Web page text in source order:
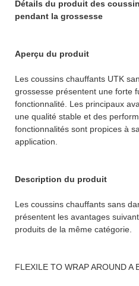
Détails du produit des
pendant la grossesse
Aperçu du produit
Les coussins chauffants UTK
grossesse présentent une forte
fonctionnalité. Les principaux
une qualité stable et des
fonctionnalités sont propices à
application.
Description du produit
Les coussins chauffants sans
présentent les avantages
produits de la même catégorie.
FLEXILE TO WRAP AROUND A